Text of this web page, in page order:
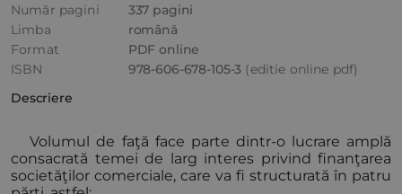
Număr pagini
337 pagini
Limba
română
Format
PDF online
ISBN
978-606-678-105-3 (editie online pdf)
Descriere
Volumul de faţă face parte dintr-o lucrare amplă
consacrată temei de larg interes privind finanţarea
societăţilor comerciale, care va fi structurată în patru